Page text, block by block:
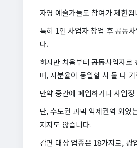
자영 예술가들도 참여가 제한됩
특히 1인 사업자 창업 후 공동
다.
하지만 처음부터 공동사업자로
며, 지분율이 동일할 시 둘 다
만약 중간에 폐업하거나 사업
단, 수도권 과믹 억제권역 외였
지지도 않습니다.
감면 대상 업종은 18가지로, 광